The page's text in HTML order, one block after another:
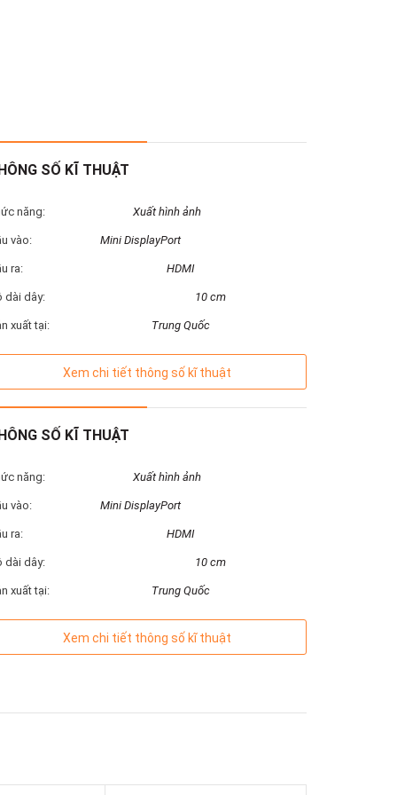
SỐ KĨ THUẬT
năng: Xuất hình ảnh
vào: Mini DisplayPort
ra: HDMI
dài dây: 10 cm
xuất tại: Trung Quốc
Xem chi tiết thông số kĩ thuật
SỐ KĨ THUẬT
năng: Xuất hình ảnh
vào: Mini DisplayPort
ra: HDMI
dài dây: 10 cm
xuất tại: Trung Quốc
Xem chi tiết thông số kĩ thuật